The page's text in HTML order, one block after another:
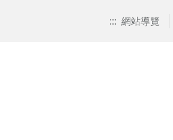
::: 網站導覽